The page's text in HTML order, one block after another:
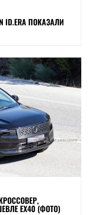
ID.ERA ПОКАЗАЛИ
EX40 (ФОТО)